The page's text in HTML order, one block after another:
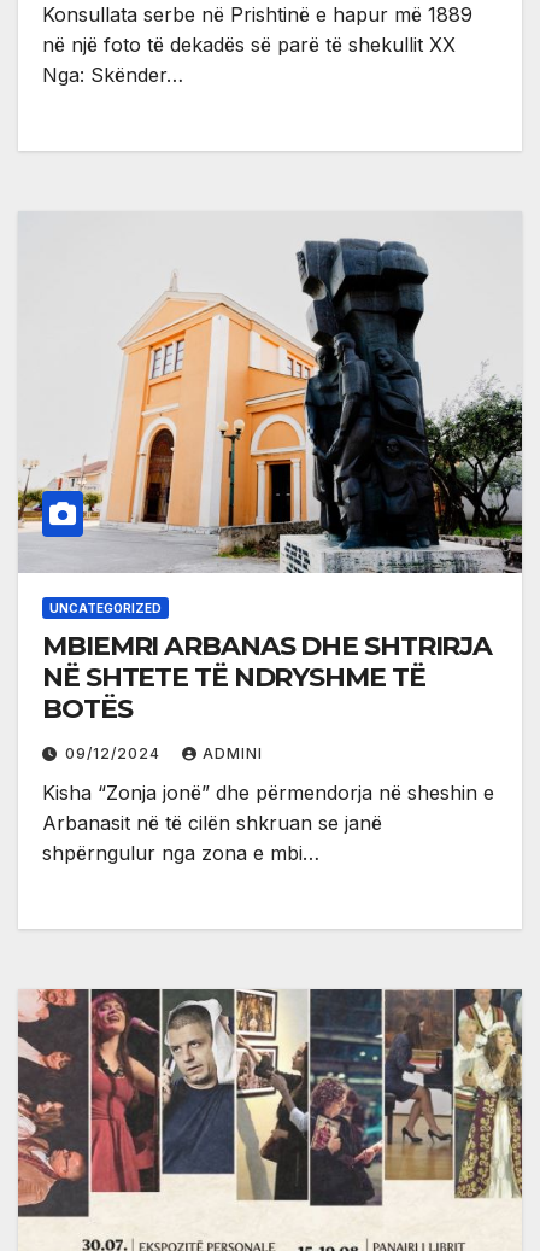
Konsullata serbe në Prishtinë e hapur më 1889
në një foto të dekadës së parë të shekullit XX
Nga: Skënder…
UNCATEGORIZED
MBIEMRI ARBANAS DHE SHTRIRJA
NË SHTETE TË NDRYSHME TË
BOTËS
09/12/2024 ADMINI
Kisha “Zonja jonë” dhe përmendorja në sheshin e
Arbanasit në të cilën shkruan se janë
shpërngulur nga zona e mbi…